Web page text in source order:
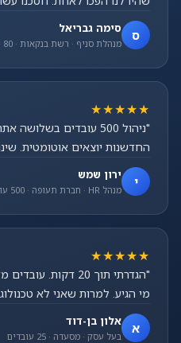
ס סימה גבריאל
מנהלת סניף · רשת בנקאות · 80 עובדים
★★★★★
"ניהול 500 עובדים
החדשנות יוצאים אוטומטית.
י ירון שמש
מנהל HR · חברת תעופה · 500 עובדים
★★★★★
"הגדרתי תוך 20
מי הגיע. למרות שאני לא
א אלון בן-דוד
בעל עסק · מסעדה · 25 עובדים